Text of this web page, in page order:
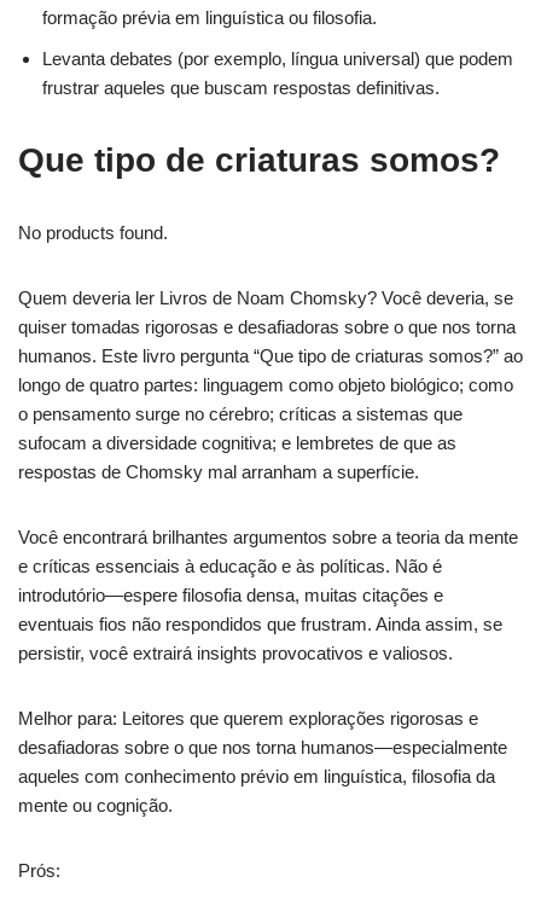
formação prévia em linguística ou filosofia.
Levanta debates (por exemplo, língua universal) que podem
frustrar aqueles que buscam respostas definitivas.
Que tipo de criaturas somos?
No products found.
Quem deveria ler Livros de Noam Chomsky? Você deveria, se
quiser tomadas rigorosas e desafiadoras sobre o que nos torna
humanos. Este livro pergunta “Que tipo de criaturas somos?” ao
longo de quatro partes: linguagem como objeto biológico; como
o pensamento surge no cérebro; críticas a sistemas que
sufocam a diversidade cognitiva; e lembretes de que as
respostas de Chomsky mal arranham a superfície.
Você encontrará brilhantes argumentos sobre a teoria da mente
e críticas essenciais à educação e às políticas. Não é
introdutório—espere filosofia densa, muitas citações e
eventuais fios não respondidos que frustram. Ainda assim, se
persistir, você extrairá insights provocativos e valiosos.
Melhor para: Leitores que querem explorações rigorosas e
desafiadoras sobre o que nos torna humanos—especialmente
aqueles com conhecimento prévio em linguística, filosofia da
mente ou cognição.
Prós: